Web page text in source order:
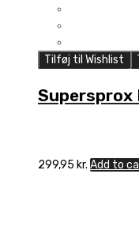
Tilføj til Wishlist
Supersprox
299,95 kr. Add to